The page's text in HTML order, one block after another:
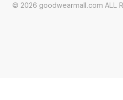
© 2026 goodwearmall.com ALL